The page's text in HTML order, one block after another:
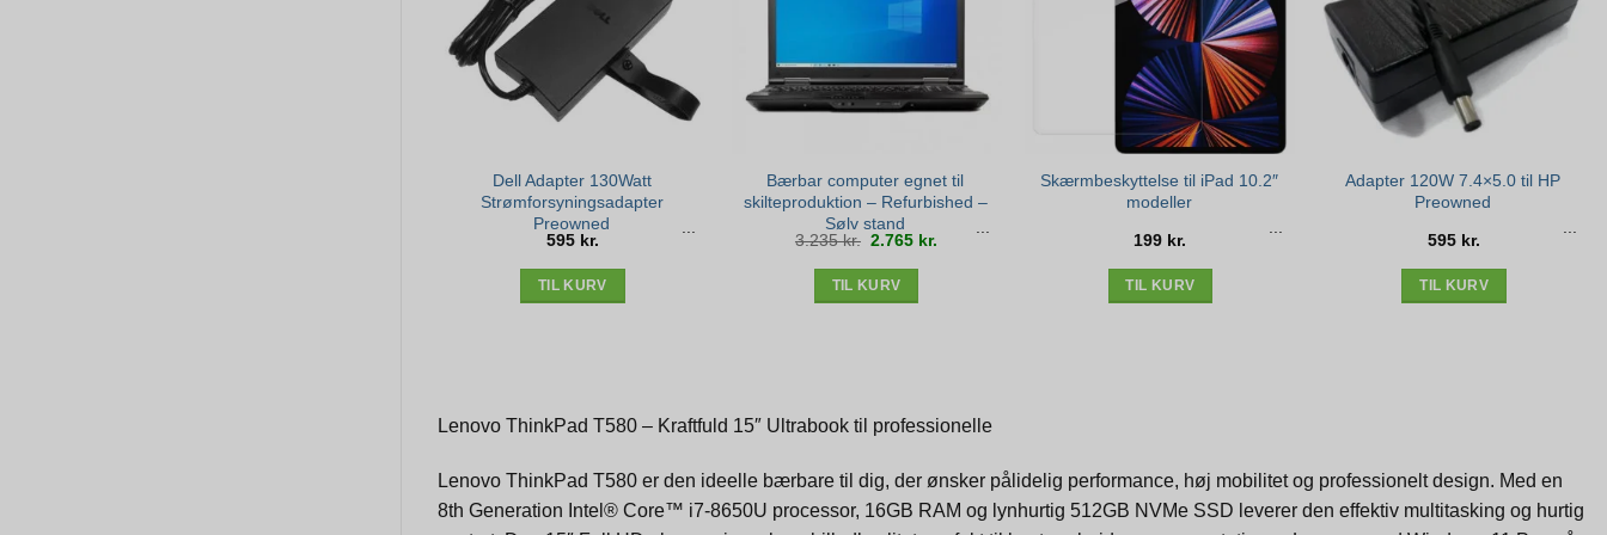
Dell Adapter 130Watt
Strømforsyningsadapter
Preowned
595 kr.
TIL KURV
Bærbar computer egnet til
skilteproduktion – Refurbished –
Sølv stand
3.235kr. Den
oprindelige
pris
2.765 kr.
TIL KURV
Skærmbeskyttelse til iPad 10.2″
modeller
199 kr.
TIL KURV
Adapter 120W 7.4×5.0 til HP
Preowned
595 kr.
TIL KURV
Lenovo ThinkPad T580 – Kraftfuld 15″ Ultrabook til professionelle
Lenovo ThinkPad T580 er den ideelle bærbare til dig, der ønsker pålidelig performance, høj mobilitet og professionelt design. Med en
8th Generation Intel® Core™ i7-8650U processor, 16GB RAM og lynhurtig 512GB NVMe SSD leverer den effektiv multitasking og hurtig